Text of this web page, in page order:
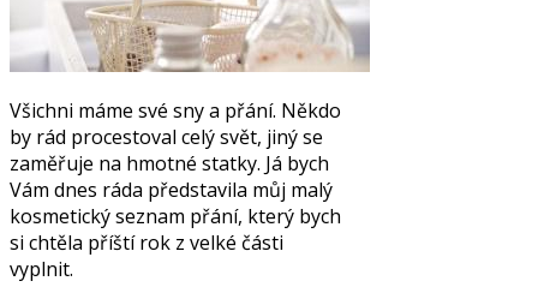
Všichni máme své sny a přání. Někdo
by rád procestoval celý svět, jiný se
zaměřuje na hmotné statky. Já bych
Vám dnes ráda představila můj malý
kosmetický seznam přání, který bych
si chtěla příští rok z velké části
vyplnit.